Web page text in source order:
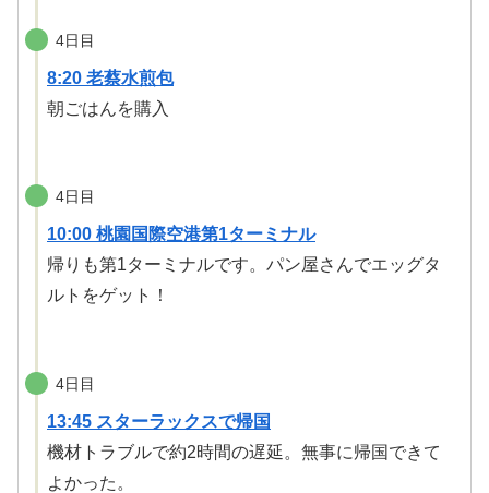
4日目
8:20 老蔡水煎包
朝ごはんを購入
4日目
10:00 桃園国際空港第1ターミナル
帰りも第1ターミナルです。パン屋さんでエッグタ
ルトをゲット！
4日目
13:45 スターラックスで帰国
機材トラブルで約2時間の遅延。無事に帰国できて
よかった。